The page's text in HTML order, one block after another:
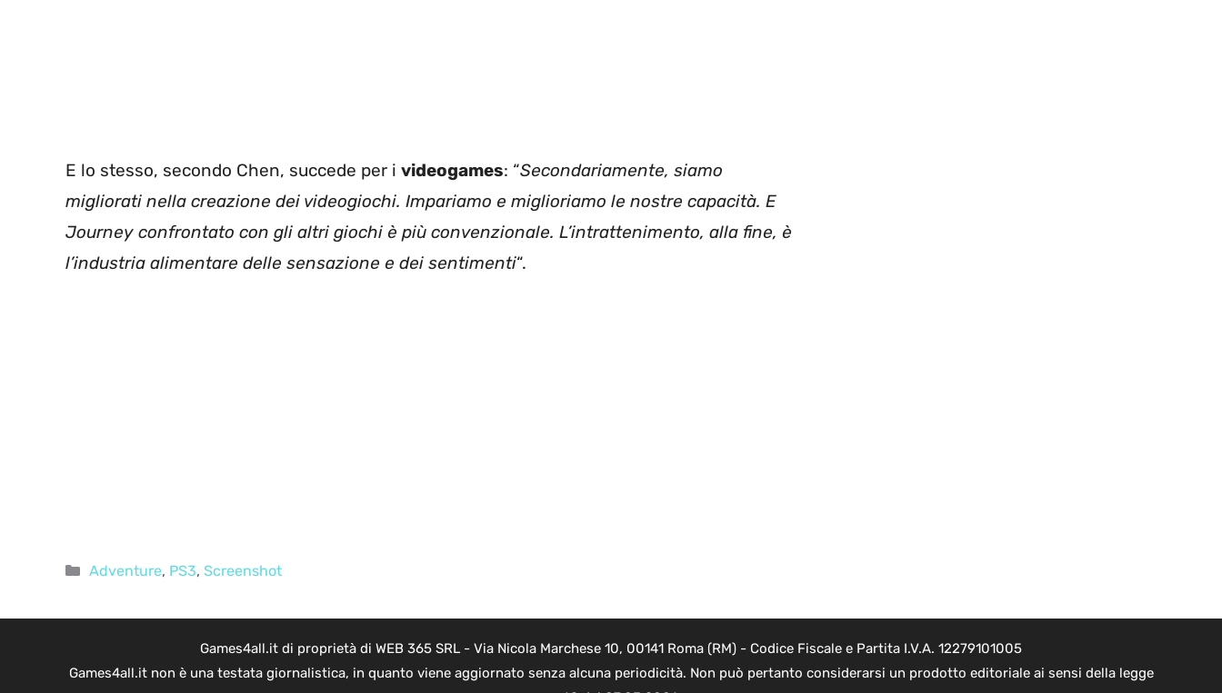
E lo stesso, secondo Chen, succede per i videogames: “Secondariamente, siamo
migliorati nella creazione dei videogiochi. Impariamo e miglioriamo le nostre capacità. E
Journey confrontato con gli altri giochi è più convenzionale. L’intrattenimento, alla fine, è
l’industria alimentare delle sensazione e dei sentimenti“.
Categorie
Adventure, PS3, Screenshot
Games4all.it di proprietà di WEB 365 SRL - Via Nicola Marchese 10, 00141 Roma (RM) - Codice Fiscale e Partita I.V.A. 12279101005
Games4all.it non è una testata giornalistica, in quanto viene aggiornato senza alcuna periodicità. Non può pertanto considerarsi un prodotto editoriale ai sensi della legge